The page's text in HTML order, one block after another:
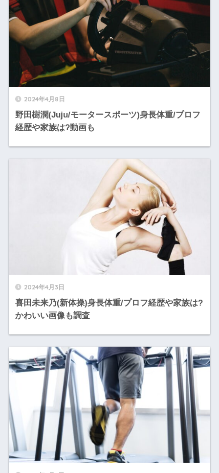
2024年4月8日
野田樹潤(Juju/モータースポーツ)身長体重/プロフ
経歴や家族は?動画も
2024年4月3日
喜田未来乃(新体操)身長体重/プロフ経歴や家族は?
かわいい画像も調査